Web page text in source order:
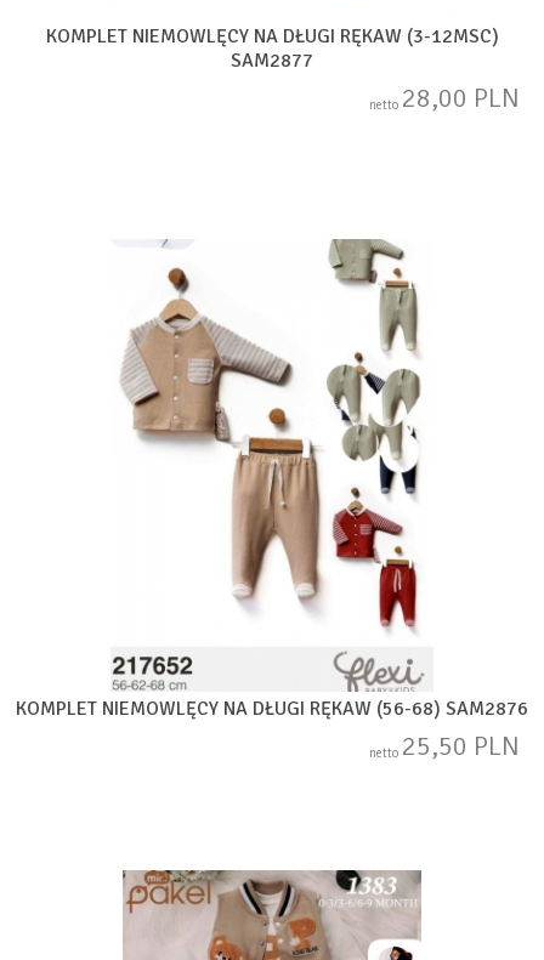
KOMPLET NIEMOWLĘCY NA DŁUGI RĘKAW (3-12MSC)
SAM2877
netto 28,00 PLN
KOMPLET NIEMOWLĘCY NA DŁUGI RĘKAW (56-68) SAM2876
netto 25,50 PLN